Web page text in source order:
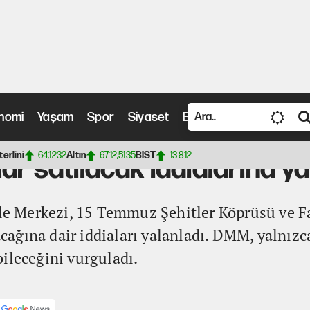
Yaşam Spor Siyaset Bilim ve Teknoloji
64,1232Altın 6712,5135BIST 13.812
iddialarına yanıt geldi
satılacak iddialarına
Merkezi, 15 Temmuz Şehitler Köprüsü ve
dair iddiaları yalanladı. DMM,
vurguladı.